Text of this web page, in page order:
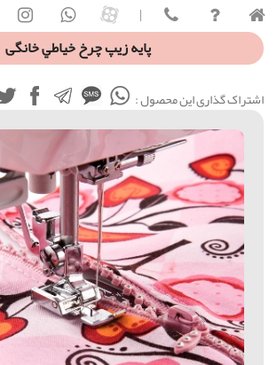
|
پايه زيپ چرخ خياطي خانگی
اشتراک گذاری این محصول :